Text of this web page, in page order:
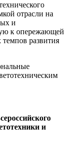
отрасли на
и
к опережающей
развития
и